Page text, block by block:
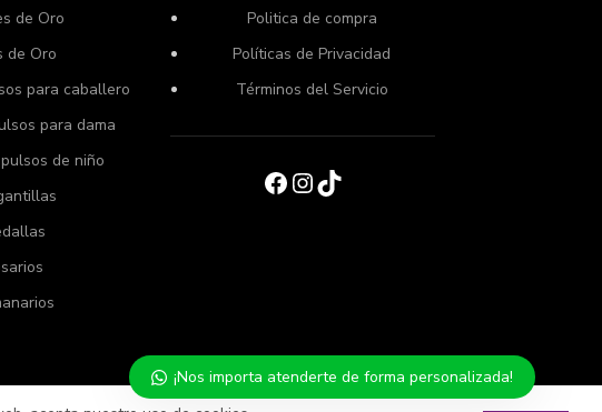
de Oro
de Oro
para caballero
para dama
de niño
Politica de compra
Políticas de Privacidad
Términos del Servicio
Facebook
Instagram
TikTok
¡Nos importa atenderte de forma personalizada!